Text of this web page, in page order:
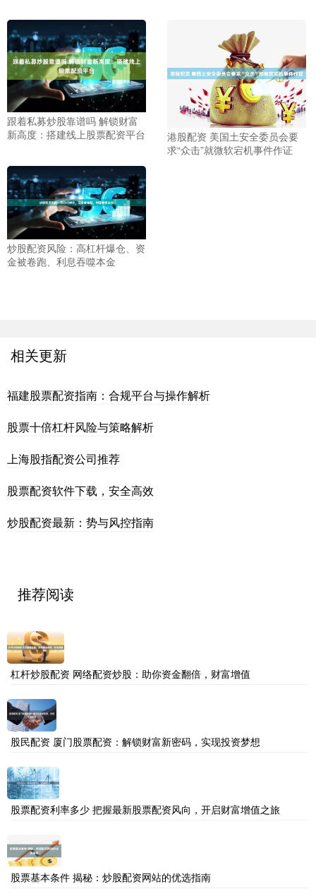
跟着私募炒股靠谱吗 解锁财富
新高度：搭建线上股票配资平台
港股配资 美国土安全委员会要
求“众击”就微软宕机事件作证
炒股配资风险：高杠杆爆仓、资
金被卷跑、利息吞噬本金
相关更新
福建股票配资指南：合规平台与操作解析
股票十倍杠杆风险与策略解析
上海股指配资公司推荐
股票配资软件下载，安全高效
炒股配资最新：势与风控指南
推荐阅读
杠杆炒股配资 网络配资炒股：助你资金翻倍，财富增值
股民配资 厦门股票配资：解锁财富新密码，实现投资梦想
股票配资利率多少 把握最新股票配资风向，开启财富增值之旅
股票基本条件 揭秘：炒股配资网站的优选指南